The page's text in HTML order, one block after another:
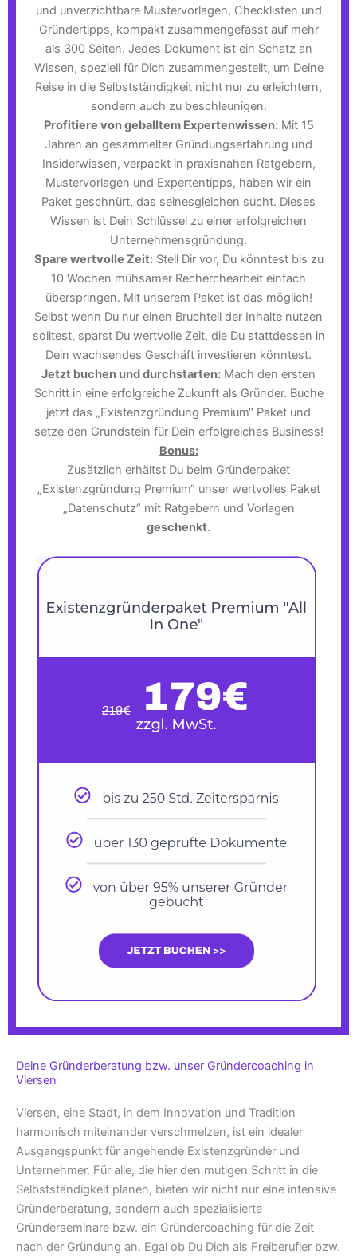
und unverzichtbare Mustervorlagen, Checklisten und
Gründertipps, kompakt zusammengefasst auf mehr
als 300 Seiten. Jedes Dokument ist ein Schatz an
Wissen, speziell für Dich zusammengestellt, um Deine
Reise in die Selbstständigkeit nicht nur zu erleichtern,
sondern auch zu beschleunigen.
Profitiere von geballtem Expertenwissen:Mit 15
Jahren an gesammelter Gründungserfahrung und
Insiderwissen, verpackt in praxisnahen Ratgebern,
Mustervorlagen und Expertentipps, haben wir ein
Paket geschnürt, das seinesgleichen sucht. Dieses
Wissen ist Dein Schlüssel zu einer erfolgreichen
Unternehmensgründung.
Spare wertvolle Zeit:Stell Dir vor, Du könntest bis zu
10 Wochen mühsamer Recherchearbeit einfach
überspringen. Mit unserem Paket ist das möglich!
Selbst wenn Du nur einen Bruchteil der Inhalte nutzen
solltest, sparst Du wertvolle Zeit, die Du stattdessen in
Dein wachsendes Geschäft investieren könntest.
Jetzt buchen und durchstarten: Mach den ersten
Schritt in eine erfolgreiche Zukunft als Gründer. Buche
jetzt das „Existenzgründung Premium“ Paket und
setze den Grundstein für Dein erfolgreiches Business!
Bonus:
Zusätzlich erhältst Du beim Gründerpaket
„Existenzgründung Premium“ unser wertvolles Paket
„Datenschutz“ mit Ratgebern und Vorlagen
geschenkt.
Deine Gründerberatung bzw. unser Gründercoaching in
Viersen
Viersen, eine Stadt, in dem Innovation und Tradition
harmonisch miteinander verschmelzen, ist ein idealer
Ausgangspunkt für angehende Existenzgründer und
Unternehmer. Für alle, die hier den mutigen Schritt in die
Selbstständigkeit planen, bieten wir nicht nur eine intensive
Gründerberatung, sondern auch spezialisierte
Gründerseminare bzw. ein Gründercoaching für die Zeit
nach der Gründung an. Egal ob Du Dich als Freiberufler bzw.